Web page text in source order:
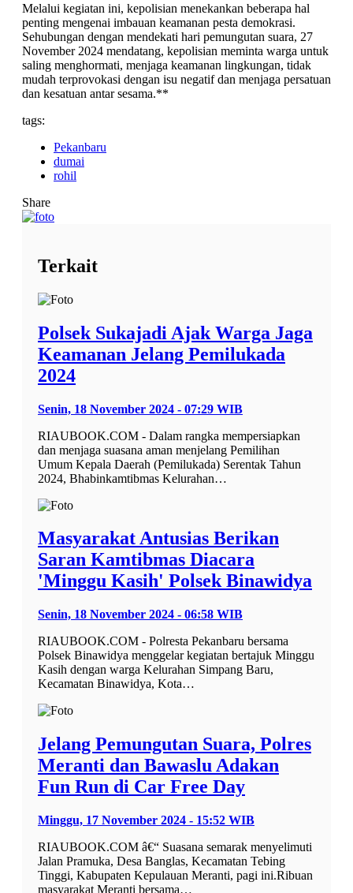
Melalui kegiatan ini, kepolisian menekankan beberapa hal
penting mengenai imbauan keamanan pesta demokrasi.
Sehubungan dengan mendekati hari pemungutan suara, 27
November 2024 mendatang, kepolisian meminta warga untuk
saling menghormati, menjaga keamanan lingkungan, tidak
mudah terprovokasi dengan isu negatif dan menjaga persatuan
dan kesatuan antar sesama.**
tags:
Pekanbaru
dumai
rohil
Share
Terkait
Polsek Sukajadi Ajak Warga Jaga
Keamanan Jelang Pemilukada
2024
Senin, 18 November 2024 - 07:29 WIB
RIAUBOOK.COM - Dalam rangka mempersiapkan
dan menjaga suasana aman menjelang Pemilihan
Umum Kepala Daerah (Pemilukada) Serentak Tahun
2024, Bhabinkamtibmas Kelurahan…
Masyarakat Antusias Berikan
Saran Kamtibmas Diacara
'Minggu Kasih' Polsek Binawidya
Senin, 18 November 2024 - 06:58 WIB
RIAUBOOK.COM - Polresta Pekanbaru bersama
Polsek Binawidya menggelar kegiatan bertajuk Minggu
Kasih dengan warga Kelurahan Simpang Baru,
Kecamatan Binawidya, Kota…
Jelang Pemungutan Suara, Polres
Meranti dan Bawaslu Adakan
Fun Run di Car Free Day
Minggu, 17 November 2024 - 15:52 WIB
RIAUBOOK.COM â€“ Suasana semarak menyelimuti
Jalan Pramuka, Desa Banglas, Kecamatan Tebing
Tinggi, Kabupaten Kepulauan Meranti, pagi ini.Ribuan
masyarakat Meranti bersama…